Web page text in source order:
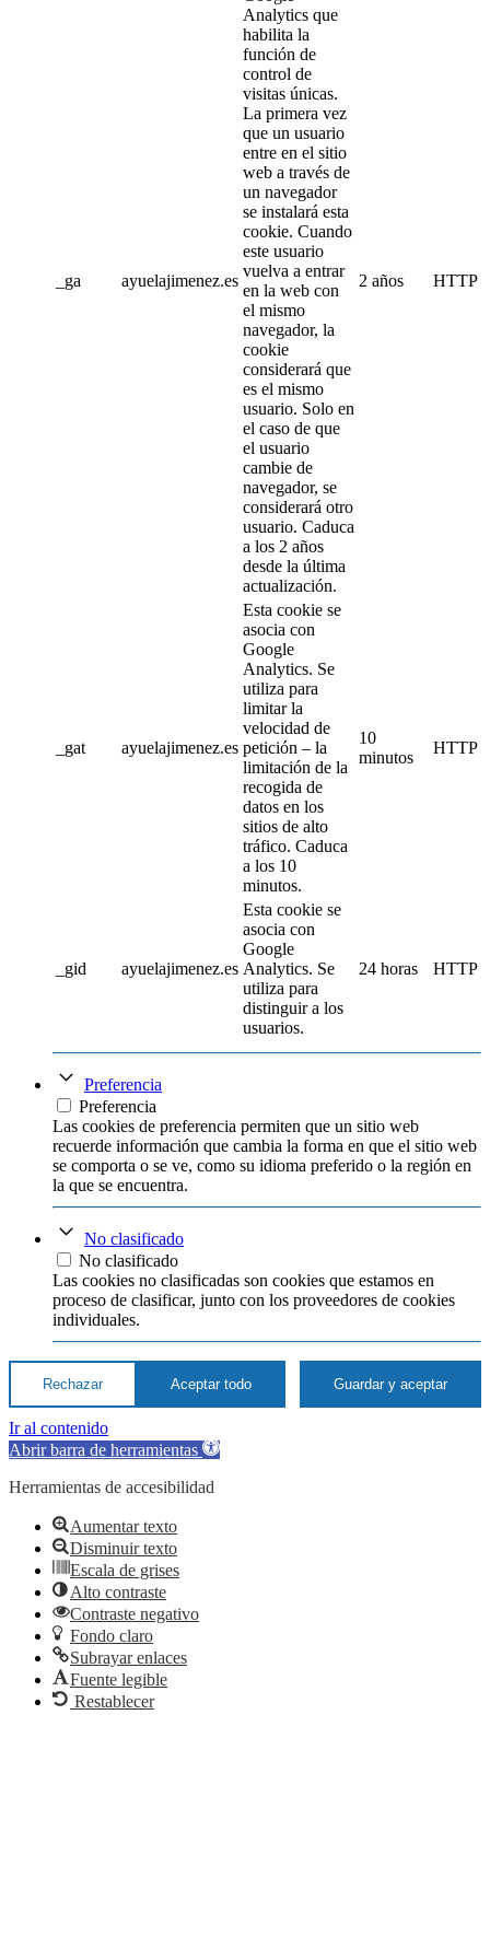
_ga ayuelajimenez.es
Analytics que
habilita la
función de
control de
visitas únicas.
La primera vez
que un usuario
entre en el sitio
web a través de
un navegador
se instalará esta
cookie. Cuando
este usuario
vuelva a entrar
en la web con
el mismo
navegador, la
cookie
considerará que
es el mismo
usuario. Solo en
el caso de que
el usuario
cambie de
navegador, se
considerará otro
usuario. Caduca
a los 2 años
desde la última
actualización.
2 años HTTP
_gat ayuelajimenez.es
Esta cookie se
asocia con
Google
Analytics. Se
utiliza para
limitar la
velocidad de
petición – la
limitación de la
recogida de
datos en los
sitios de alto
tráfico. Caduca
a los 10
minutos.
10
minutos
HTTP
_gid ayuelajimenez.es
Esta cookie se
asocia con
Google
Analytics. Se
utiliza para
distinguir a los
usuarios.
24 horas HTTP
Preferencia
Preferencia
Las cookies de preferencia permiten que un sitio web
recuerde información que cambia la forma en que el sitio web
se comporta o se ve, como su idioma preferido o la región en
la que se encuentra.
No clasificado
No clasificado
Las cookies no clasificadas son cookies que estamos en
proceso de clasificar, junto con los proveedores de cookies
individuales.
Rechazar Aceptar todo Guardar y aceptar
Ir al contenido
Abrir barra de herramientas
Herramientas de accesibilidad
Aumentar texto
Disminuir texto
Escala de grises
Alto contraste
Contraste negativo
Fondo claro
Subrayar enlaces
Fuente legible
Restablecer